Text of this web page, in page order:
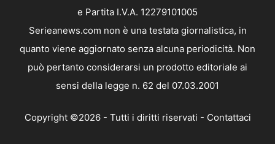
e Partita I.V.A. 12279101005
Serieanews.com non è una testata giornalistica, in
quanto viene aggiornato senza alcuna periodicità. Non
può pertanto considerarsi un prodotto editoriale ai
sensi della legge n. 62 del 07.03.2001
Copyright ©2026 - Tutti i diritti riservati - Contattaci